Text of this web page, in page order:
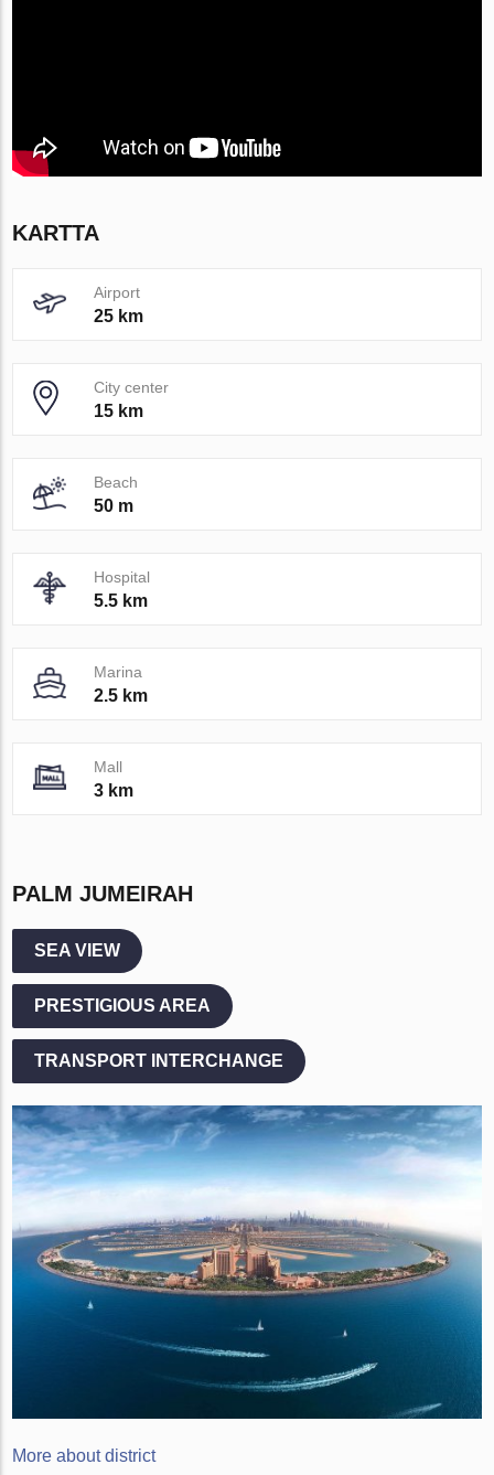
KARTTA
Airport
25 km
City center
15 km
Beach
50 m
Hospital
5.5 km
Marina
2.5 km
Mall
3 km
PALM JUMEIRAH
SEA VIEW
PRESTIGIOUS AREA
TRANSPORT INTERCHANGE
More about district